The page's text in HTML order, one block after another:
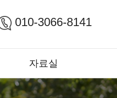
010-3066-8141
자료실